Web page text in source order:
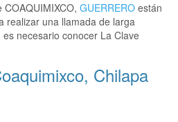
GUERRERO están
realizar una llamada de larga
necesario conocer La Clave
Chilapa